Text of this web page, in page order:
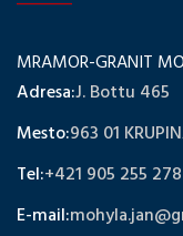
MRAMOR-GRANIT
Adresa:J. Bottu 465
Mesto:963 01
Tel:+421 905 255 278
E-mail: